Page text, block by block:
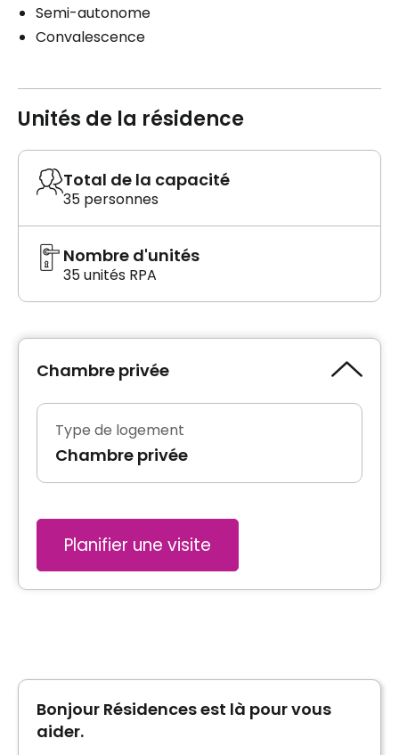
Semi-autonome
Convalescence
Unités de la résidence
Total de la capacité
35 personnes
Nombre d'unités
35 unités RPA
Chambre privée
Type de logement
Chambre privée
Planifier une visite
Bonjour Résidences est là pour vous
aider.